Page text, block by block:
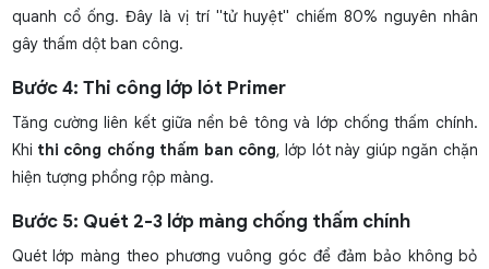
quanh cổ ống. Đây là vị trí "tử huyệt" chiếm 80% nguyên nhân
gây thấm dột ban công.
Bước 4: Thi công lớp lót Primer
Tăng cường liên kết giữa nền bê tông và lớp chống thấm chính.
Khi thi công chống thấm ban công, lớp lót này giúp ngăn chặn
hiện tượng phồng rộp màng.
Bước 5: Quét 2-3 lớp màng chống thấm chính
Quét lớp màng theo phương vuông góc để đảm bảo không bỏ